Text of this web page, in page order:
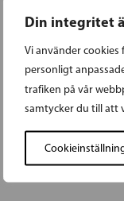
Din integritet
Vi använder
personligt
trafiken på vår
samtycker du till att
22.05.2026
FAMILJER